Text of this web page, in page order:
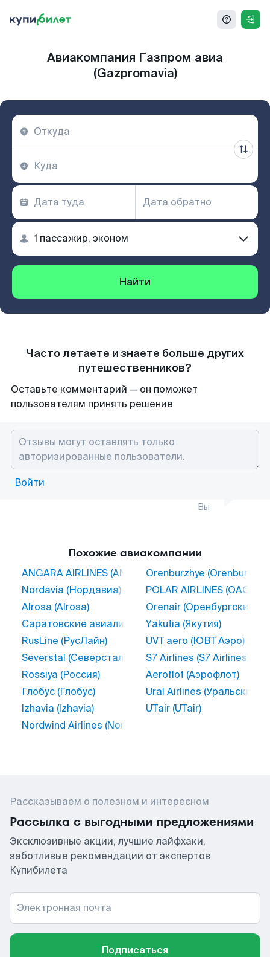
Авиакомпания Газпром авиа
(Gazpromavia)
Найти
Часто летаете и знаете больше других
путешественников?
Оставьте комментарий — он поможет
пользователям принять решение
Войти
Вы
Похожие авиакомпании
ANGARA AIRLINES (ANGARA AIRLINES)
Nordavia (Нордавиа)
Alrosa (Alrosa)
Саратовские авиалинии (Саратовские авиалинии)
RusLine (РусЛайн)
Severstal (Северсталь)
Rossiya (Россия)
Глобус (Глобус)
Izhavia (Izhavia)
Nordwind Airlines (Nordwind Airlines)
Orenburzhye
POLAR AIRLINES
Orenair (Оренбургские
Yakutia (Якутия)
UVT aero (ЮВТ Аэро)
S7 Airlines (S7 Airlines)
Aeroflot (Аэрофлот)
Ural Airlines (Уральские
UTair (UTair)
Рассказываем о полезном и интересном
Рассылка с выгодными предложениями
Эксклюзивные акции, лучшие лайфхаки,
заботливые рекомендации от экспертов
Купибилета
Электронная почта
Подписаться